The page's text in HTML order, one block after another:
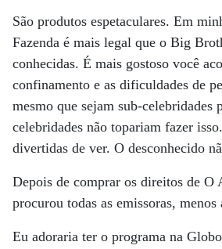
São produtos espetaculares. Em
Fazenda é mais legal que o Big
conhecidas. É mais gostoso você
confinamento e as dificuldades de
mesmo que sejam sub-celebridades
celebridades não topariam fazer
divertidas de ver. O desconhecido
Depois de comprar os direitos de O
procurou todas as emissoras,
Eu adoraria ter o programa na